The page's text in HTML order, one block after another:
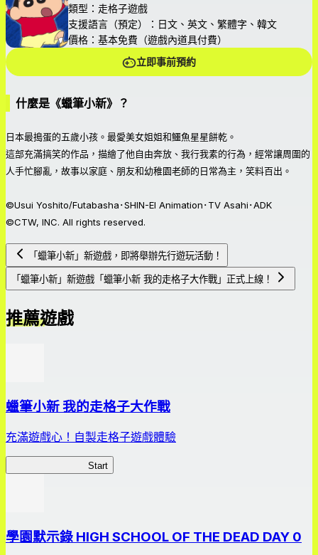
類型：走格子遊戲
支援語言（預定）：日文、英文、繁體字、韓文
價格：基本免費（遊戲內道具付費）
立即事前預約
什麼是《蠟筆小新》？
日本最搗蛋的五歲小孩。最愛美女姐姐和鱷魚星星餅乾。
這部充滿搞笑的作品，描繪了他自由奔放、我行我素的行為，經常讓周圍的
人手忙腳亂，故事以家庭、朋友和幼稚園老師的日常為主，笑料百出。
©Usui Yoshito/Futabasha･SHIN-EI Animation･TV Asahi･ADK
©CTW, INC. All rights reserved.
「蠟筆小新」新遊戲，即將舉辦先行遊玩活動！
「蠟筆小新」新遊戲「蠟筆小新 我的走格子大作戰」正式上線！
推薦遊戲
蠟筆小新 我的走格子大作戰
充滿遊戲心！自製走格子遊戲體驗
Start
學園默示錄 HIGH SCHOOL OF THE DEAD DAY 0